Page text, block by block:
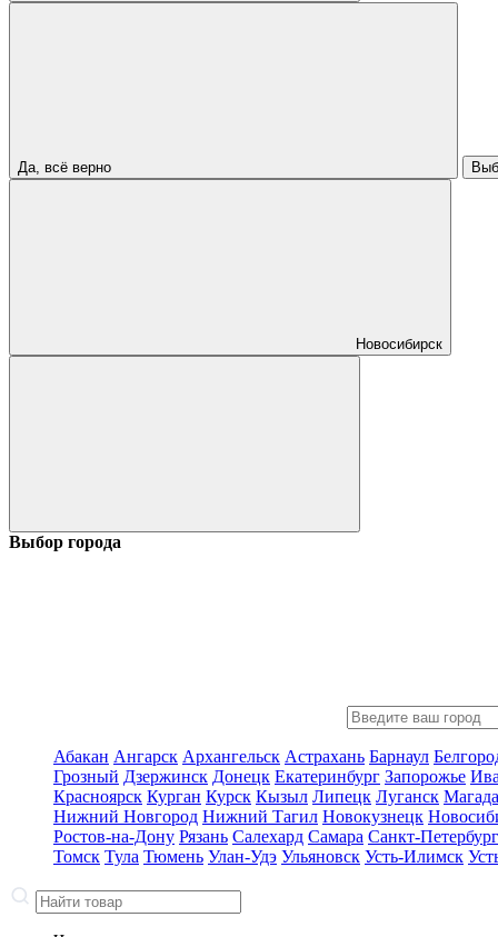
Да, всё верно
Новосибирск
Выбор города
Абакан Ангарск Архангельск Астрахань Барнаул
Грозный Дзержинск Донецк Екатеринбург Запорожье
Красноярск Курган Курск Кызыл Липецк Луганск
Нижний Новгород Нижний Тагил Новокузнецк
Ростов-на-Дону Рязань Салехард Самара Санкт-Петербург
Томск Тула Тюмень Улан-Удэ Ульяновск Усть-Илимск